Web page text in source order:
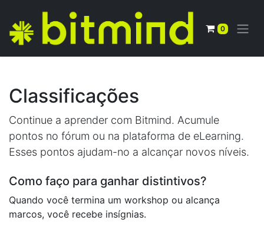
0
Classificações
Continue a aprender com Bitmind. Acumule
pontos no fórum ou na plataforma de eLearning.
Esses pontos ajudam-no a alcançar novos níveis.
Como faço para ganhar distintivos?
Quando você termina um workshop ou alcança
marcos, você recebe insígnias.